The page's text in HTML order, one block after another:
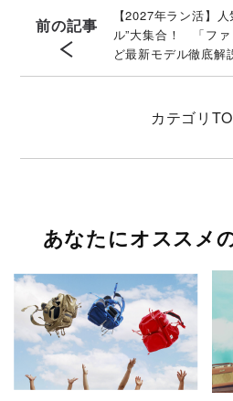
前の記事
【2027年ラン活】
ル”大集合！ 「ファ
ど最新モデル徹底解
カテゴリ
あなたにオススメ